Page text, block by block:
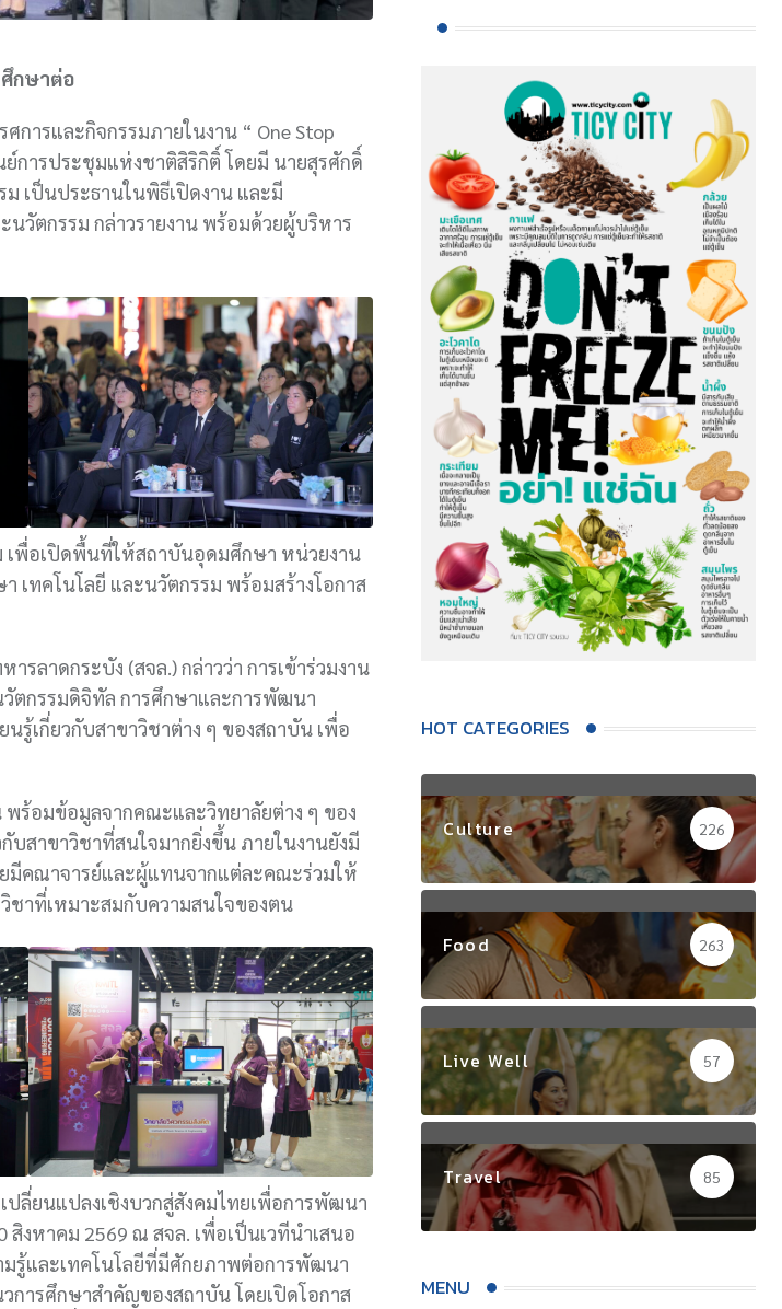
ศึกษาต่อ
การและกิจกรรมภายในงาน “ One Stop
การประชุมแห่งชาติสิริกิติ์ โดยมี นายสุรศักดิ์
เป็นประธานในพิธีเปิดงาน และมี
วัตกรรม กล่าวรายงาน พร้อมด้วยผู้บริหาร
เพื่อเปิดพื้นที่ให้สถาบันอุดมศึกษา หน่วยงาน
เทคโนโลยี และนวัตกรรม พร้อมสร้างโอกาส
รลาดกระบัง (สจล.) กล่าวว่า การเข้าร่วมงาน
วัตกรรมดิจิทัล การศึกษาและการพัฒนา
รู้เกี่ยวกับสาขาวิชาต่าง ๆ ของสถาบัน เพื่อ
พร้อมข้อมูลจากคณะและวิทยาลัยต่าง ๆ ของ
บสาขาวิชาที่สนใจมากยิ่งขึ้น ภายในงานยังมี
มีคณาจารย์และผู้แทนจากแต่ละคณะร่วมให้
ชาที่เหมาะสมกับความสนใจของตน
ลี่ยนแปลงเชิงบวกสู่สังคมไทยเพื่อการพัฒนา
งหาคม 2569 ณ สจล. เพื่อเป็นเวทีนำเสนอ
รู้และเทคโนโลยีที่มีศักยภาพต่อการพัฒนา
การศึกษาสำคัญของสถาบัน โดยเปิดโอกาส
ธรรมชาติสู่ความยั่งยืน
HOT CATEGORIES
Culture 226
Food 263
Live Well 57
Travel 85
MENU